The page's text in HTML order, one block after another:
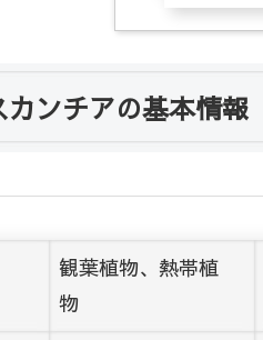
カンチアの基本情報
観葉植物、熱帯植
物